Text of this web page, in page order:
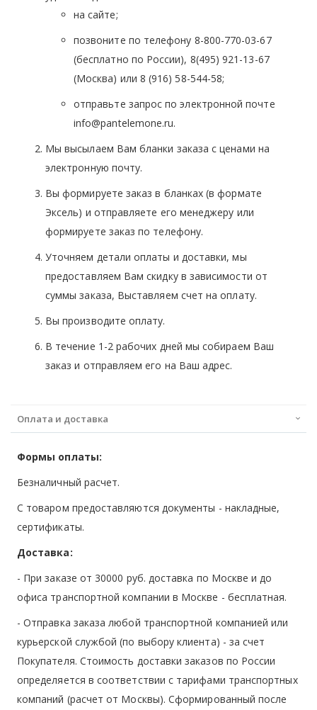
на сайте;
позвоните по телефону 8-800-770-03-67
(бесплатно по России), 8(495) 921-13-67
(Москва) или 8 (916) 58-544-58;
отправьте запрос по электронной почте
info@pantelemone.ru.
Мы высылаем Вам бланки заказа с ценами на
электронную почту.
Вы формируете заказ в бланках (в формате
Эксель) и отправляете его менеджеру или
формируете заказ по телефону.
Уточняем детали оплаты и доставки, мы
предоставляем Вам скидку в зависимости от
суммы заказа, Выставляем счет на оплату.
Вы производите оплату.
В течение 1-2 рабочих дней мы собираем Ваш
заказ и отправляем его на Ваш адрес.
Оплата и доставка
Формы оплаты:
Безналичный расчет.
С товаром предоставляются документы - накладные,
сертификаты.
Доставка:
- При заказе от 30000 руб. доставка по Москве и до
офиса транспортной компании в Москве - бесплатная.
- Отправка заказа любой транспортной компанией или
курьерской службой (по выбору клиента) - за счет
Покупателя. Стоимость доставки заказов по России
определяется в соответствии с тарифами транспортных
компаний (расчет от Москвы). Сформированный после